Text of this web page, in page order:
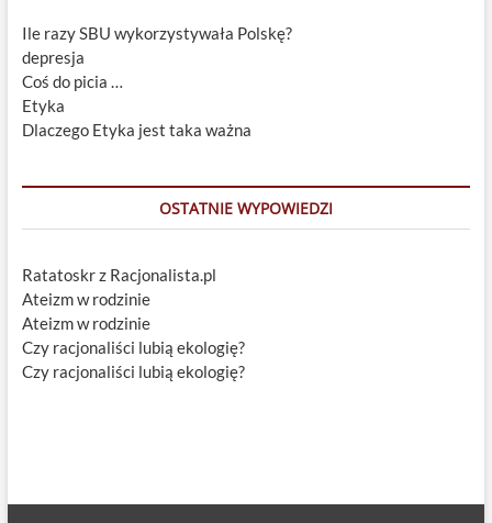
Ile razy SBU wykorzystywała Polskę?
depresja
Coś do picia …
Etyka
Dlaczego Etyka jest taka ważna
OSTATNIE WYPOWIEDZI
Ratatoskr z Racjonalista.pl
Ateizm w rodzinie
Ateizm w rodzinie
Czy racjonaliści lubią ekologię?
Czy racjonaliści lubią ekologię?